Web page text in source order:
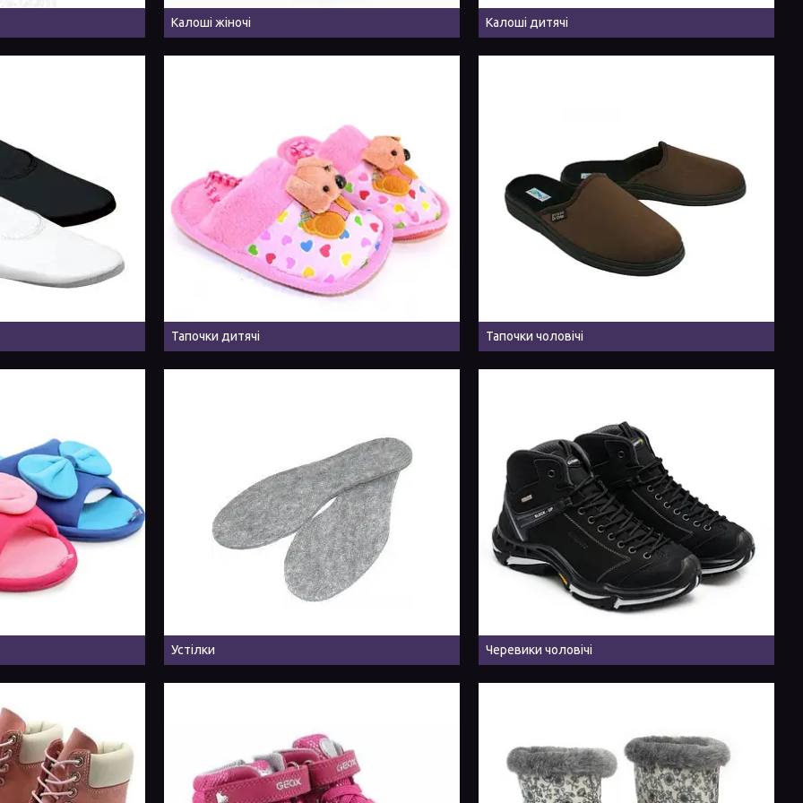
Калоші жіночі Калоші дитячі
Тапочки дитячі Тапочки чоловічі
Устілки Черевики чоловічі